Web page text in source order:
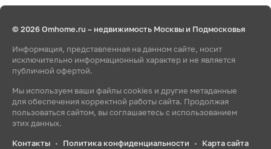
© 2026 Omhome.ru – недвижимость Москвы и Подмосковья
Информация, представленная на данном сайте, носит
исключительно информационный характер и не является
публичной офертой.
Мы используем ваши файлы cookies и другие метаданные
для обеспечения корректной работы сайта. Продолжая
пользоваться сайтом, вы соглашаетесь с использованием
этих данных.
Контакты • Политика конфиденциальности • Карта сайта